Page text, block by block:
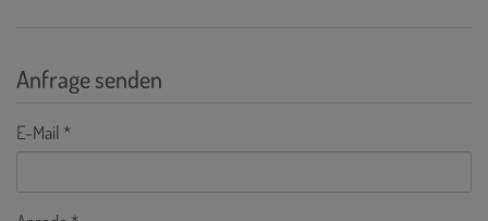
Anfrage senden
E-Mail